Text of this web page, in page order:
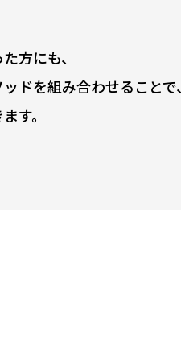
方にも、
ドを組み合わせることで
す。